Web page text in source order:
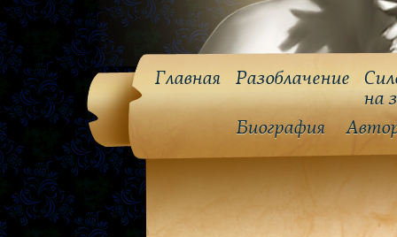
Главная Разоблачение
на
Биография